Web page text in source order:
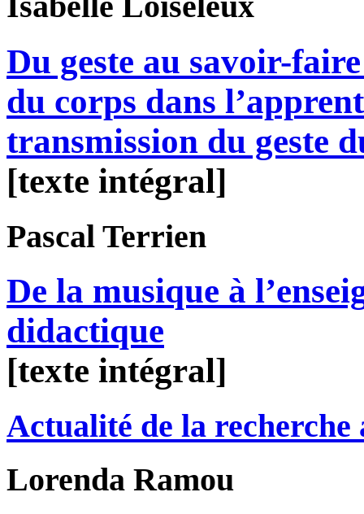
Du geste au savoir-
du corps dans
transmission du geste
[texte intégral]
Pascal Terrien
De la musique à
didactique
[texte intégral]
Actualité de la recherche
Lorenda Ramou